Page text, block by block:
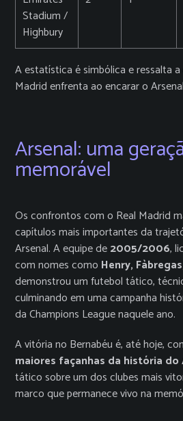
Stadium /
Highbury
A estatística é simbólica e ressalta
Madrid enfrenta ao encarar o
Arsenal: uma
memorável
Os confrontos com o Real Madrid
capítulos mais importantes da
Arsenal. A equipe de2005/2006,
com nomes como Henry,
demonstrou um futebol tático,
culminando em uma campanha
da Champions League naquele ano.
A vitória no Bernabéu é, até hoje,
maiores façanhas da história do
tático sobre um dos clubes mais
marco que permanece vivo na